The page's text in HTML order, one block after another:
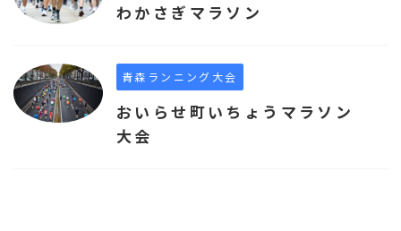
わかさぎマラソン
青森ランニング大会
おいらせ町いちょうマラソン
大会